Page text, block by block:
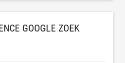
GOOGLE ZOEK